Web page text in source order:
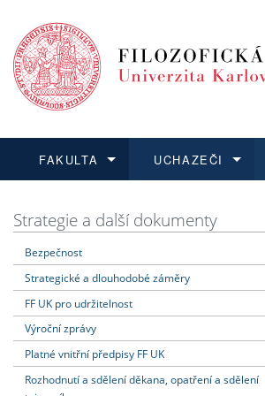
FAKULTA
Dozvědět se více
UCHAZEČI
Podat přihlášku
Dozvědět se více
Dozvědět se více
Dozvědět se více
Strategie a další dokumenty
Bezpečnost
Strategické a dlouhodobé záměry
FF UK pro udržitelnost
Výroční zprávy
Platné vnitřní předpisy FF UK
Rozhodnutí a sdělení děkana, opatření a sdělení